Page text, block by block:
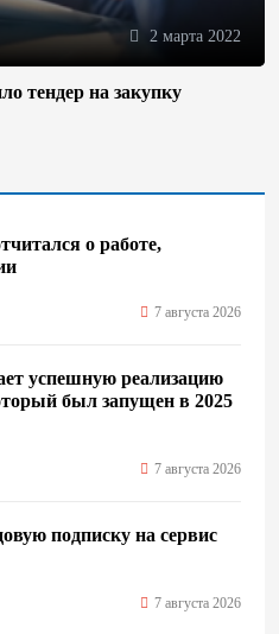
2 марта 2022
тендер на закупку
о работе,
7 августа 2026
успешную реализацию
был запущен в 2025
7 августа 2026
подписку на сервис
7 августа 2026